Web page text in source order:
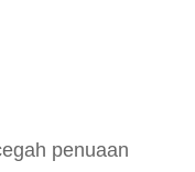
penuaan